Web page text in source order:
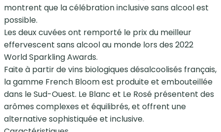
montrent que la célébration inclusive sans alcool est
possible.
Les deux cuvées ont remporté le prix du meilleur
effervescent sans alcool au monde lors des 2022
World Sparkling Awards.
Faite à partir de vins biologiques désalcoolisés français,
la gamme French Bloom est produite et embouteillée
dans le Sud-Ouest. Le Blanc et Le Rosé présentent des
arômes complexes et équilibrés, et offrent une
alternative sophistiquée et inclusive.